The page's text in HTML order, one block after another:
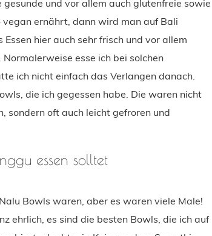
und vor allem auch glutenfreie sowie
ernährt, dann wird man auf Bali
hier auch sehr frisch und vor allem
esse ich bei solchen
ich nicht einfach das Verlangen danach.
die ich gegessen habe. Die waren nicht
sondern oft auch leicht gefroren und
essen solltet
Bowls waren, aber es waren viele Male!
ehrlich, es sind die besten Bowls, die ich auf